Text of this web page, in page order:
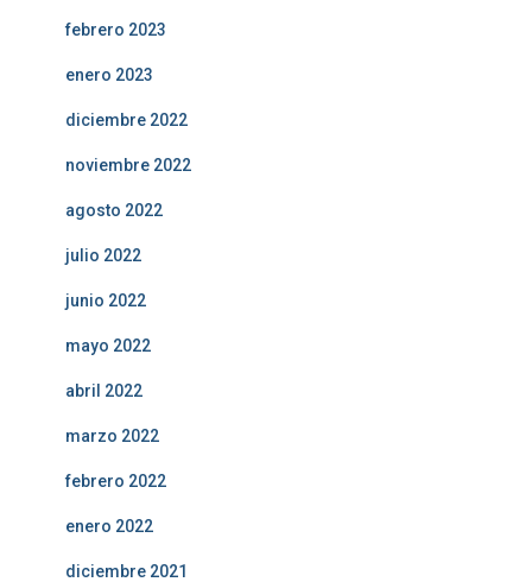
febrero 2023
enero 2023
diciembre 2022
noviembre 2022
agosto 2022
julio 2022
junio 2022
mayo 2022
abril 2022
marzo 2022
febrero 2022
enero 2022
diciembre 2021